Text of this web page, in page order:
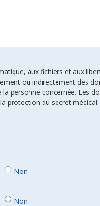
aux fichiers et aux
ou indirectement des
personne concernée. Les
protection du secret médical.
Non
Non